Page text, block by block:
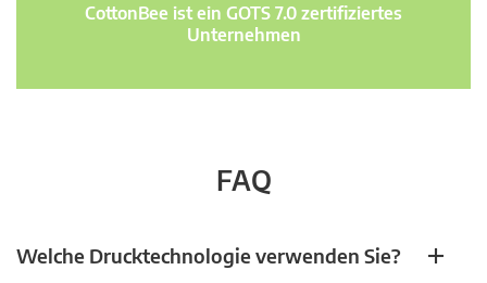
CottonBee ist ein GOTS 7.0 zertifiziertes
Unternehmen
FAQ
Welche Drucktechnologie verwenden Sie?